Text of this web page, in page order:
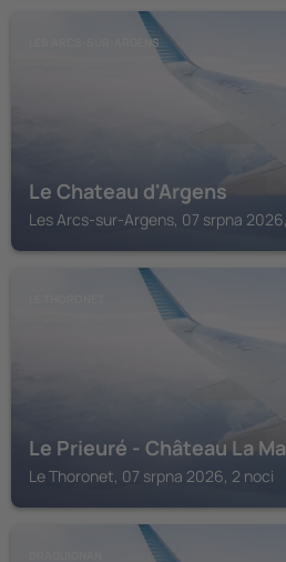
LES ARCS-SUR-ARGENS
Le Chateau d'Argens
Les Arcs-sur-Argens, 07 srpna
Le Prieuré - Château La
Le Thoronet, 07 srpna 2026, 2 noci